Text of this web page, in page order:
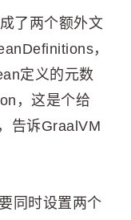
了两个额外文
，
定义的元数
，这是个给
告诉GraalVM
同时设置两个